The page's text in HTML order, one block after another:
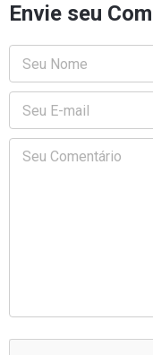
Envie seu